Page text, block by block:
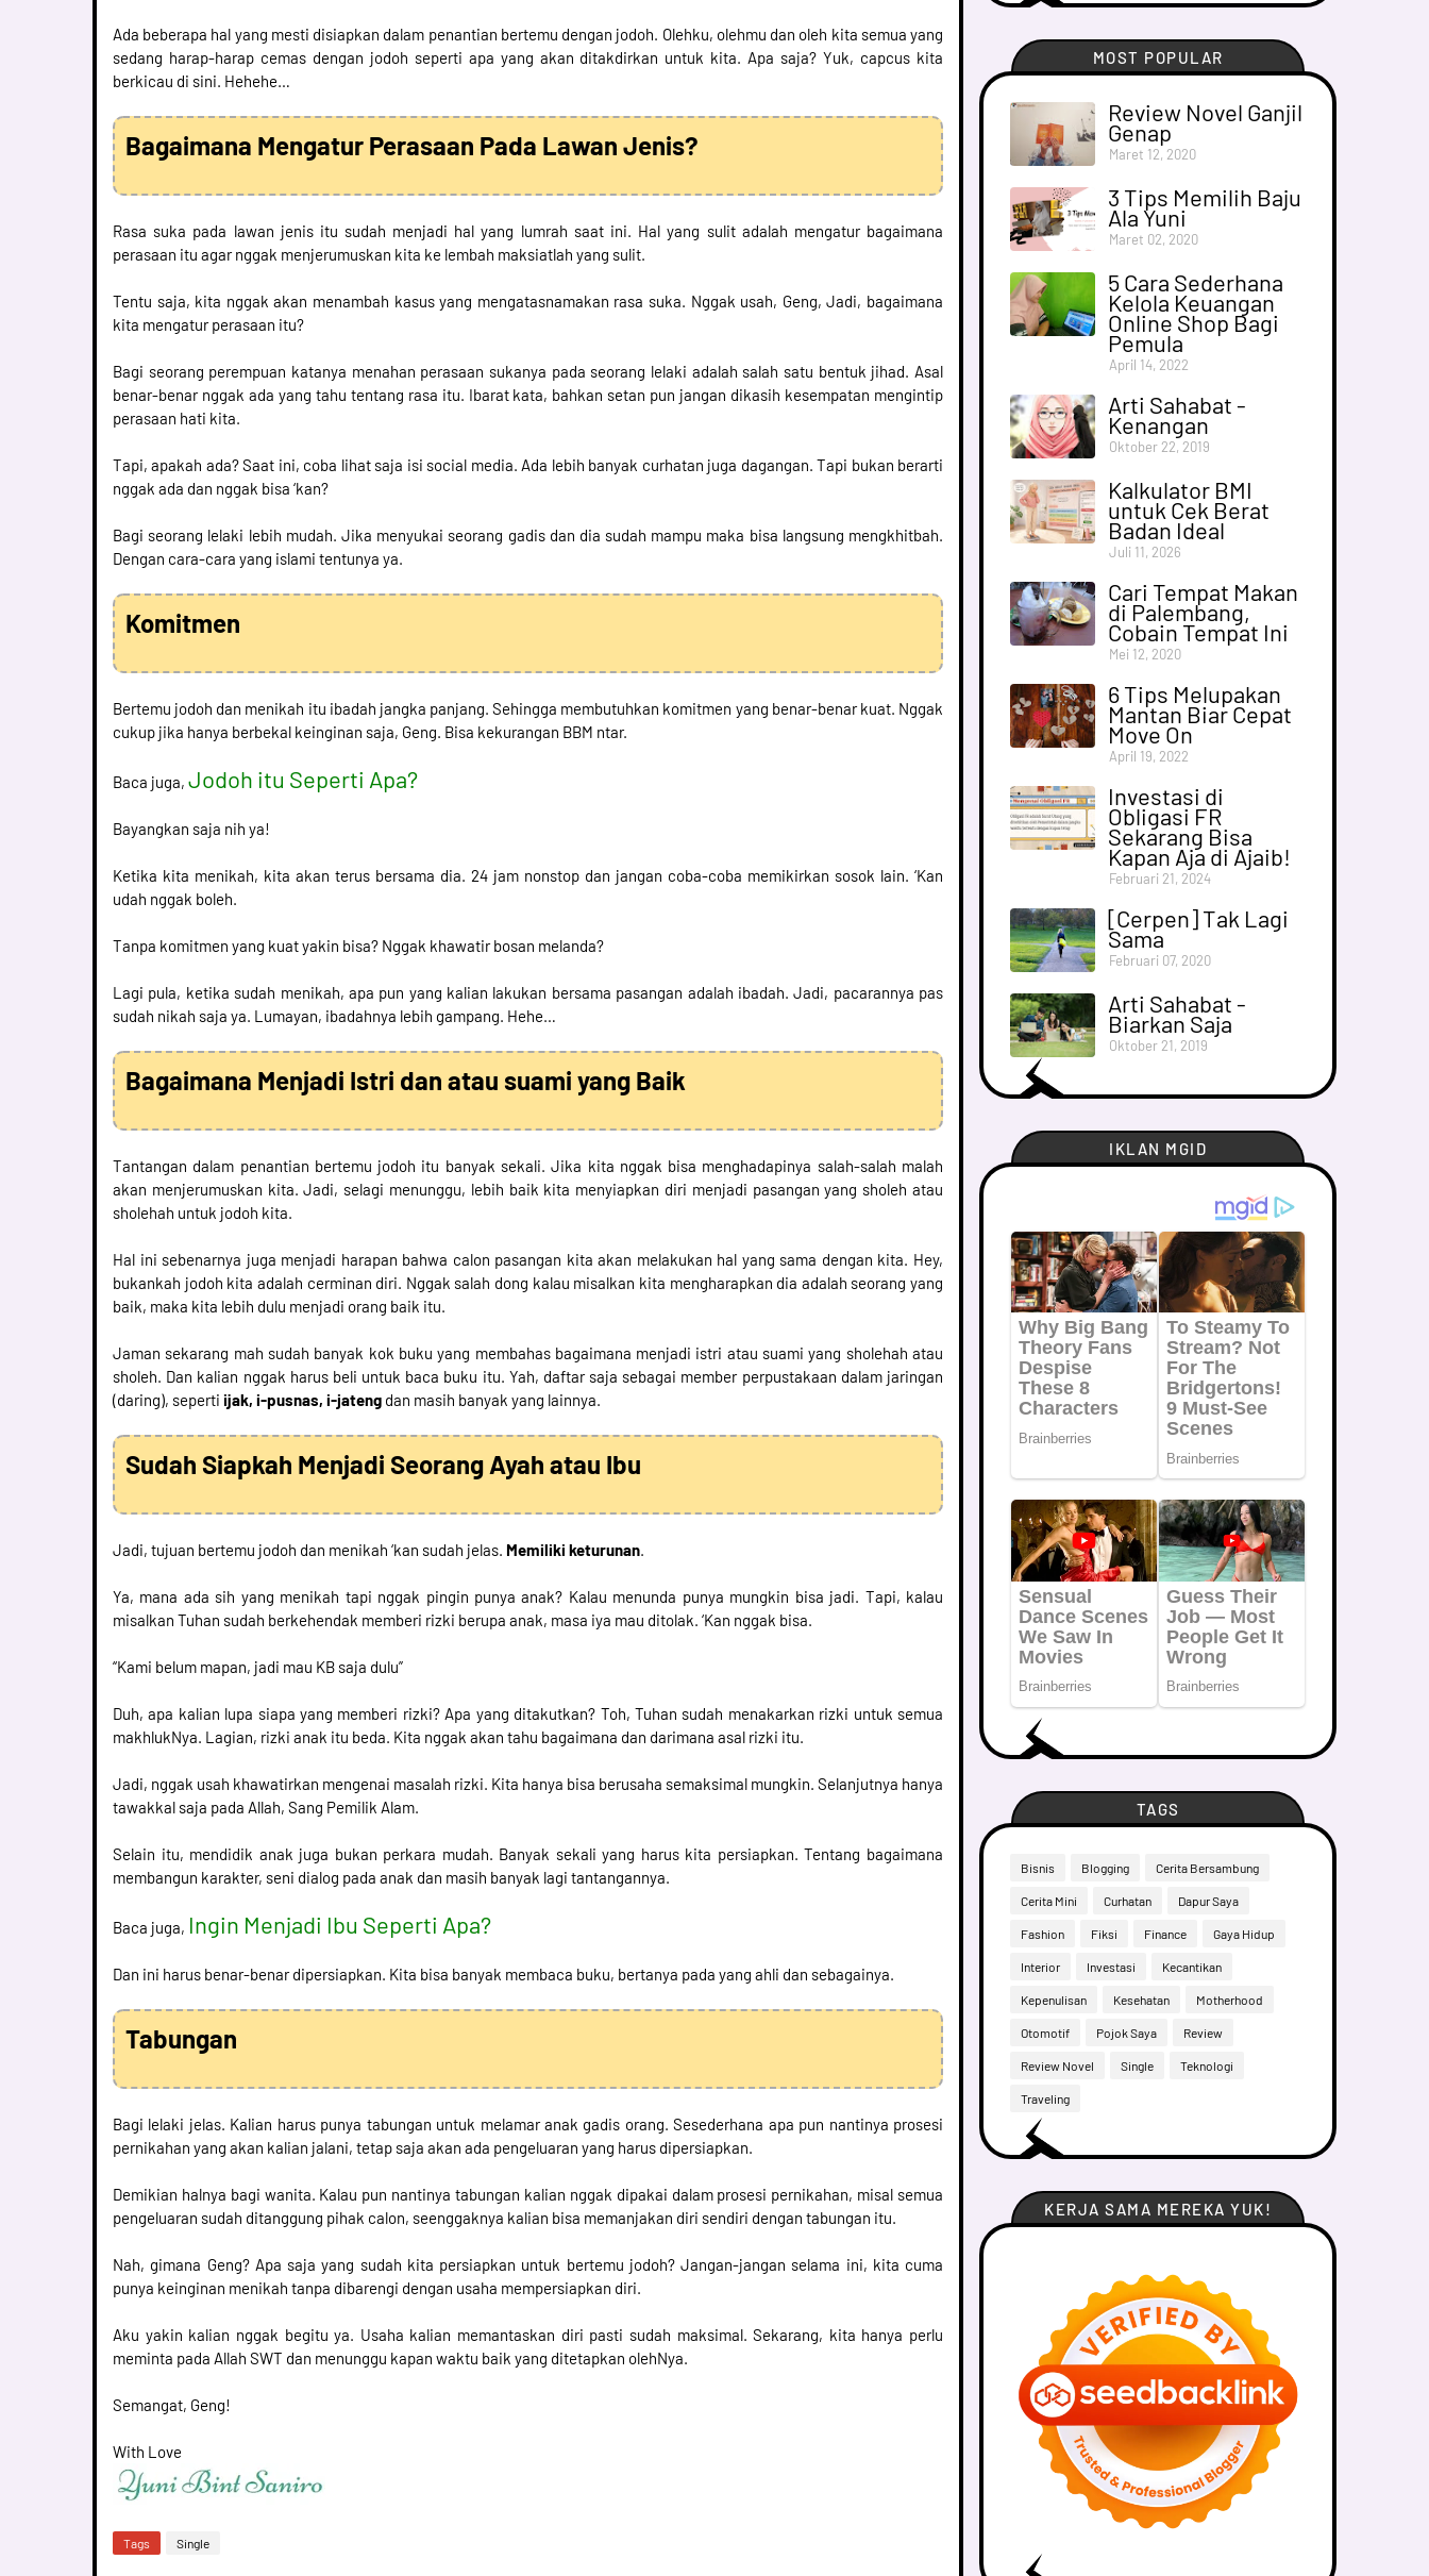
Ada beberapa hal yang mesti disiapkan dalam penantian bertemu dengan jodoh. Olehku, olehmu dan oleh kita semua yang
sedang harap-harap cemas dengan jodoh seperti apa yang akan ditakdirkan untuk kita. Apa saja? Yuk, capcus kita
berkicau di sini. Hehehe…
Bagaimana Mengatur Perasaan Pada Lawan Jenis?
Rasa suka pada lawan jenis itu sudah menjadi hal yang lumrah saat ini. Hal yang sulit adalah mengatur bagaimana
perasaan itu agar nggak menjerumuskan kita ke lembah maksiatlah yang sulit.
Tentu saja, kita nggak akan menambah kasus yang mengatasnamakan rasa suka. Nggak usah, Geng, Jadi, bagaimana
kita mengatur perasaan itu?
Bagi seorang perempuan katanya menahan perasaan sukanya pada seorang lelaki adalah salah satu bentuk jihad. Asal
benar-benar nggak ada yang tahu tentang rasa itu. Ibarat kata, bahkan setan pun jangan dikasih kesempatan mengintip
perasaan hati kita.
Tapi, apakah ada? Saat ini, coba lihat saja isi social media. Ada lebih banyak curhatan juga dagangan. Tapi bukan berarti
nggak ada dan nggak bisa ‘kan?
Bagi seorang lelaki lebih mudah. Jika menyukai seorang gadis dan dia sudah mampu maka bisa langsung mengkhitbah.
Dengan cara-cara yang islami tentunya ya.
Komitmen
Bertemu jodoh dan menikah itu ibadah jangka panjang. Sehingga membutuhkan komitmen yang benar-benar kuat. Nggak
cukup jika hanya berbekal keinginan saja, Geng. Bisa kekurangan BBM ntar.
Baca juga, Jodoh itu Seperti Apa?
Bayangkan saja nih ya!
Ketika kita menikah, kita akan terus bersama dia. 24 jam nonstop dan jangan coba-coba memikirkan sosok lain. ‘Kan
udah nggak boleh.
Tanpa komitmen yang kuat yakin bisa? Nggak khawatir bosan melanda?
Lagi pula, ketika sudah menikah, apa pun yang kalian lakukan bersama pasangan adalah ibadah. Jadi, pacarannya pas
sudah nikah saja ya. Lumayan, ibadahnya lebih gampang. Hehe…
Bagaimana Menjadi Istri dan atau suami yang Baik
Tantangan dalam penantian bertemu jodoh itu banyak sekali. Jika kita nggak bisa menghadapinya salah-salah malah
akan menjerumuskan kita. Jadi, selagi menunggu, lebih baik kita menyiapkan diri menjadi pasangan yang sholeh atau
sholehah untuk jodoh kita.
Hal ini sebenarnya juga menjadi harapan bahwa calon pasangan kita akan melakukan hal yang sama dengan kita. Hey,
bukankah jodoh kita adalah cerminan diri. Nggak salah dong kalau misalkan kita mengharapkan dia adalah seorang yang
baik, maka kita lebih dulu menjadi orang baik itu.
Jaman sekarang mah sudah banyak kok buku yang membahas bagaimana menjadi istri atau suami yang sholehah atau
sholeh. Dan kalian nggak harus beli untuk baca buku itu. Yah, daftar saja sebagai member perpustakaan dalam jaringan
(daring), seperti ijak, i-pusnas, i-jateng dan masih banyak yang lainnya.
Sudah Siapkah Menjadi Seorang Ayah atau Ibu
Jadi, tujuan bertemu jodoh dan menikah ‘kan sudah jelas. Memiliki keturunan.
Ya, mana ada sih yang menikah tapi nggak pingin punya anak? Kalau menunda punya mungkin bisa jadi. Tapi, kalau
misalkan Tuhan sudah berkehendak memberi rizki berupa anak, masa iya mau ditolak. ‘Kan nggak bisa.
“Kami belum mapan, jadi mau KB saja dulu”
Duh, apa kalian lupa siapa yang memberi rizki? Apa yang ditakutkan? Toh, Tuhan sudah menakarkan rizki untuk semua
makhlukNya. Lagian, rizki anak itu beda. Kita nggak akan tahu bagaimana dan darimana asal rizki itu.
Jadi, nggak usah khawatirkan mengenai masalah rizki. Kita hanya bisa berusaha semaksimal mungkin. Selanjutnya hanya
tawakkal saja pada Allah, Sang Pemilik Alam.
Selain itu, mendidik anak juga bukan perkara mudah. Banyak sekali yang harus kita persiapkan. Tentang bagaimana
membangun karakter, seni dialog pada anak dan masih banyak lagi tantangannya.
Baca juga, Ingin Menjadi Ibu Seperti Apa?
Dan ini harus benar-benar dipersiapkan. Kita bisa banyak membaca buku, bertanya pada yang ahli dan sebagainya.
Tabungan
Bagi lelaki jelas. Kalian harus punya tabungan untuk melamar anak gadis orang. Sesederhana apa pun nantinya prosesi
pernikahan yang akan kalian jalani, tetap saja akan ada pengeluaran yang harus dipersiapkan.
Demikian halnya bagi wanita. Kalau pun nantinya tabungan kalian nggak dipakai dalam prosesi pernikahan, misal semua
pengeluaran sudah ditanggung pihak calon, seenggaknya kalian bisa memanjakan diri sendiri dengan tabungan itu.
Nah, gimana Geng? Apa saja yang sudah kita persiapkan untuk bertemu jodoh? Jangan-jangan selama ini, kita cuma
punya keinginan menikah tanpa dibarengi dengan usaha mempersiapkan diri.
Aku yakin kalian nggak begitu ya. Usaha kalian memantaskan diri pasti sudah maksimal. Sekarang, kita hanya perlu
meminta pada Allah SWT dan menunggu kapan waktu baik yang ditetapkan olehNya.
Semangat, Geng!
With Love
Tags Single
MOST POPULAR
Review Novel Ganjil
Genap
Maret 12, 2020
3 Tips Memilih Baju
Ala Yuni
Maret 02, 2020
5 Cara Sederhana
Kelola Keuangan
Online Shop Bagi
Pemula
April 14, 2022
Arti Sahabat -
Kenangan
Oktober 22, 2019
Kalkulator BMI
untuk Cek Berat
Badan Ideal
Juli 11, 2026
Cari Tempat Makan
di Palembang,
Cobain Tempat Ini
Mei 12, 2020
6 Tips Melupakan
Mantan Biar Cepat
Move On
April 19, 2022
Investasi di
Obligasi FR
Sekarang Bisa
Kapan Aja di Ajaib!
Februari 21, 2024
[Cerpen] Tak Lagi
Sama
Februari 07, 2020
Arti Sahabat -
Biarkan Saja
Oktober 21, 2019
IKLAN MGID
TAGS
Bisnis Blogging Cerita Bersambung
Cerita Mini Curhatan Dapur Saya
Fashion Fiksi Finance Gaya Hidup
Interior Investasi Kecantikan
Kepenulisan Kesehatan Motherhood
Otomotif Pojok Saya Review
Review Novel Single Teknologi
Traveling
KERJA SAMA MEREKA YUK!